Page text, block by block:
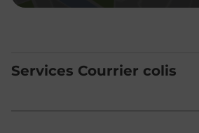
Services Courrier colis